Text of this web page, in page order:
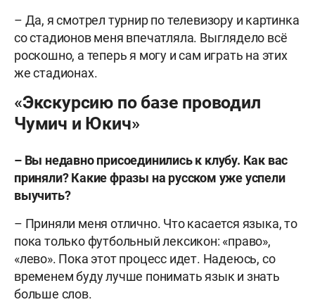
– Да, я смотрел турнир по телевизору и картинка
со стадионов меня впечатляла. Выглядело всё
роскошно, а теперь я могу и сам играть на этих
же стадионах.
«Экскурсию по базе проводил
Чумич и Юкич»
– Вы недавно присоединились к клубу. Как вас
приняли? Какие фразы на русском уже успели
выучить?
– Приняли меня отлично. Что касается языка, то
пока только футбольный лексикон: «право»,
«лево». Пока этот процесс идет. Надеюсь, со
временем буду лучше понимать язык и знать
больше слов.